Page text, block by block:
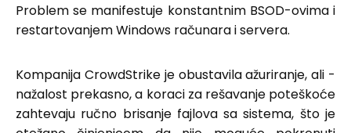
Problem se manifestuje konstantnim BSOD-ovima i
restartovanjem Windows računara i servera.
Kompanija CrowdStrike je obustavila ažuriranje, ali -
nažalost prekasno, a koraci za rešavanje poteškoće
zahtevaju ručno brisanje fajlova sa sistema, što je